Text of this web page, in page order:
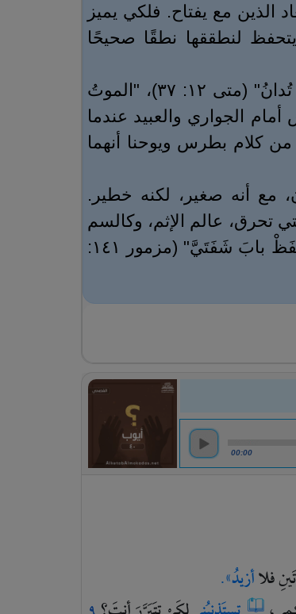
مع يفتاح. فلكي يميز
لنطققها نطقًا صحيحًا
أليس هذا ما تؤكده كلمة الله في مواضع أخرى عن خطورة الكلام: "لأنَّكَ بكلامِكَ تتَبَرَّرُ وبكلامِكَ تُدانُ" (متى ١٢: ٣٧)، "الموتُ
كيف انكشف كذب بطرس أمام الجواري والعبيد عندما
والكتبة من كلام بطرس ويوحنا أنهما
مع أنه صغير، لكنه خطير.
تحرق، عالم الإثم، وكالسم
بابَ شَفَتَيَّ" (مزمور ١٤١:
00:00
فلاأزيدُ».